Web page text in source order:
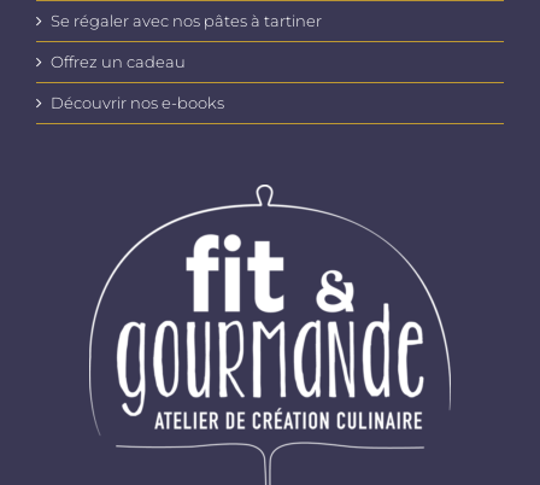
Se régaler avec nos pâtes à tartiner
Offrez un cadeau
Découvrir nos e-books